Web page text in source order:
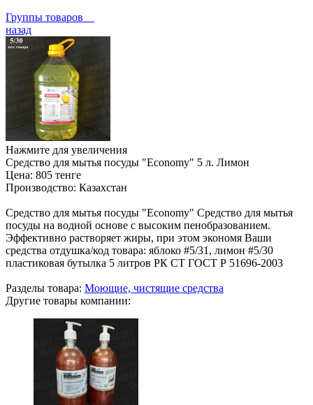
Группы товаров
назад
Нажмите для увеличения
Средство для мытья посуды "Economy" 5 л. Лимон
Цена: 805 тенге
Производство: Казахстан
Средство для мытья посуды "Economy" Средство для мытья
посуды на водной основе с высоким пенобразованием.
Эффективно растворяет жиры, при этом экономя Ваши
средства отдушка/код товара: яблоко #5/31, лимон #5/30
пластиковая бутылка 5 литров РК СТ ГОСТ Р 51696-2003
Разделы товара: Моющие, чистящие средства
Другие товары компании: